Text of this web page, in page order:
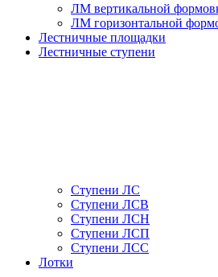
ЛМ вертикальной
ЛМ горизонтальной
Лестничные площадки
Лестничные ступени
Ступени ЛС
Ступени ЛСВ
Ступени ЛСН
Ступени ЛСП
Ступени ЛСС
Лотки